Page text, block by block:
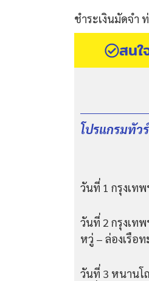
ชำระเงินมัดจำ
สน
โปรแกรมทัวร์
วันที่ 1 กรุงเท
วันที่ 2 กรุงเท
หวู่ – ล่องเรือ
วันที่ 3 หนานโ